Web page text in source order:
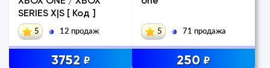
SERIES X|S [ Код ]
5 12 продаж
3752 ₽
5 71 продажа
250 ₽